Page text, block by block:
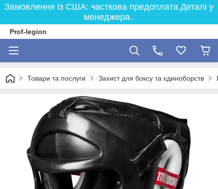
Замовлення із США: часткова предоплата.Деталі у
менеджера..
Prof-legion
Товари та послуги Захист для боксу та єдиноборств